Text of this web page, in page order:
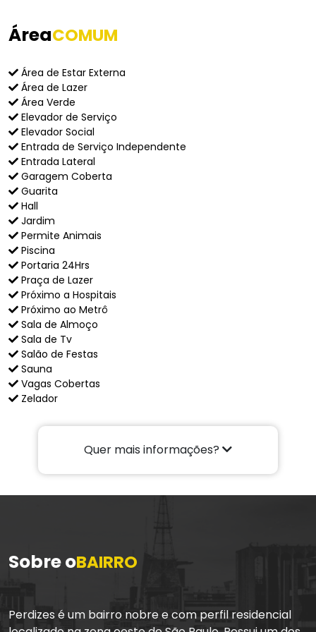
ÁreaCOMUM
Área de Estar Externa
Área de Lazer
Área Verde
Elevador de Serviço
Elevador Social
Entrada de Serviço Independente
Entrada Lateral
Garagem Coberta
Guarita
Hall
Jardim
Permite Animais
Piscina
Portaria 24Hrs
Praça de Lazer
Próximo a Hospitais
Próximo ao Metrô
Sala de Almoço
Sala de Tv
Salão de Festas
Sauna
Vagas Cobertas
Zelador
Quer mais informações?
Sobre oBAIRRO
Perdizes é um bairro nobre e com perfil residencial